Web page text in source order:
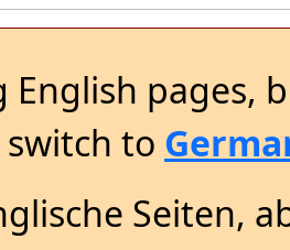
English pages,
to
Seiten,